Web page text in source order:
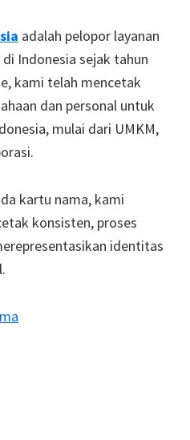
adalah pelopor layanan
Indonesia sejak tahun
kami telah mencetak
dan personal untuk
mulai dari UMKM,
kartu nama, kami
konsisten, proses
identitas